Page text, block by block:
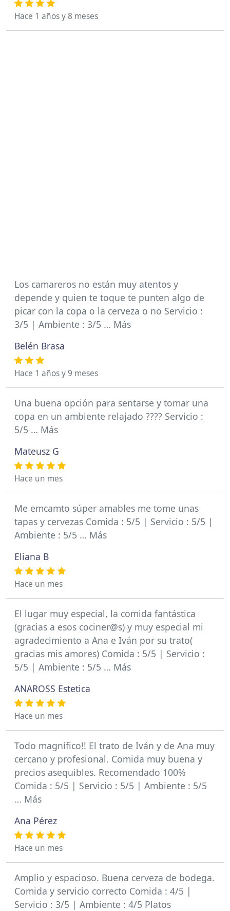
Hace 1 años y 8 meses
Los camareros no están muy atentos y
depende y quien te toque te punten algo de
picar con la copa o la cerveza o no Servicio :
3/5 | Ambiente : 3/5 … Más
Belén Brasa
Hace 1 años y 9 meses
Una buena opción para sentarse y tomar una
copa en un ambiente relajado ???? Servicio :
5/5 … Más
Mateusz G
Hace un mes
Me emcamto súper amables me tome unas
tapas y cervezas Comida : 5/5 | Servicio : 5/5 |
Ambiente : 5/5 … Más
Eliana B
Hace un mes
El lugar muy especial, la comida fantástica
(gracias a esos cociner@s) y muy especial mi
agradecimiento a Ana e Iván por su trato(
gracias mis amores) Comida : 5/5 | Servicio :
5/5 | Ambiente : 5/5 … Más
ANAROSS Estetica
Hace un mes
Todo magnífico!! El trato de Iván y de Ana muy
cercano y profesional. Comida muy buena y
precios asequibles. Recomendado 100%
Comida : 5/5 | Servicio : 5/5 | Ambiente : 5/5
… Más
Ana Pérez
Hace un mes
Amplio y espacioso. Buena cerveza de bodega.
Comida y servicio correcto Comida : 4/5 |
Servicio : 3/5 | Ambiente : 4/5 Platos